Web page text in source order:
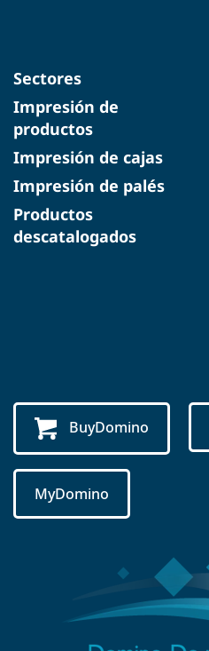
Sectores
Impresión de
productos
Impresión de cajas
Impresión de palés
Productos
descatalogados
BuyDomino
MyDomino